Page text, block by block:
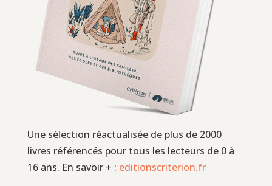
Une sélection réactualisée de plus de 2000
livres référencés pour tous les lecteurs de 0 à
16 ans. En savoir + : editionscriterion.fr